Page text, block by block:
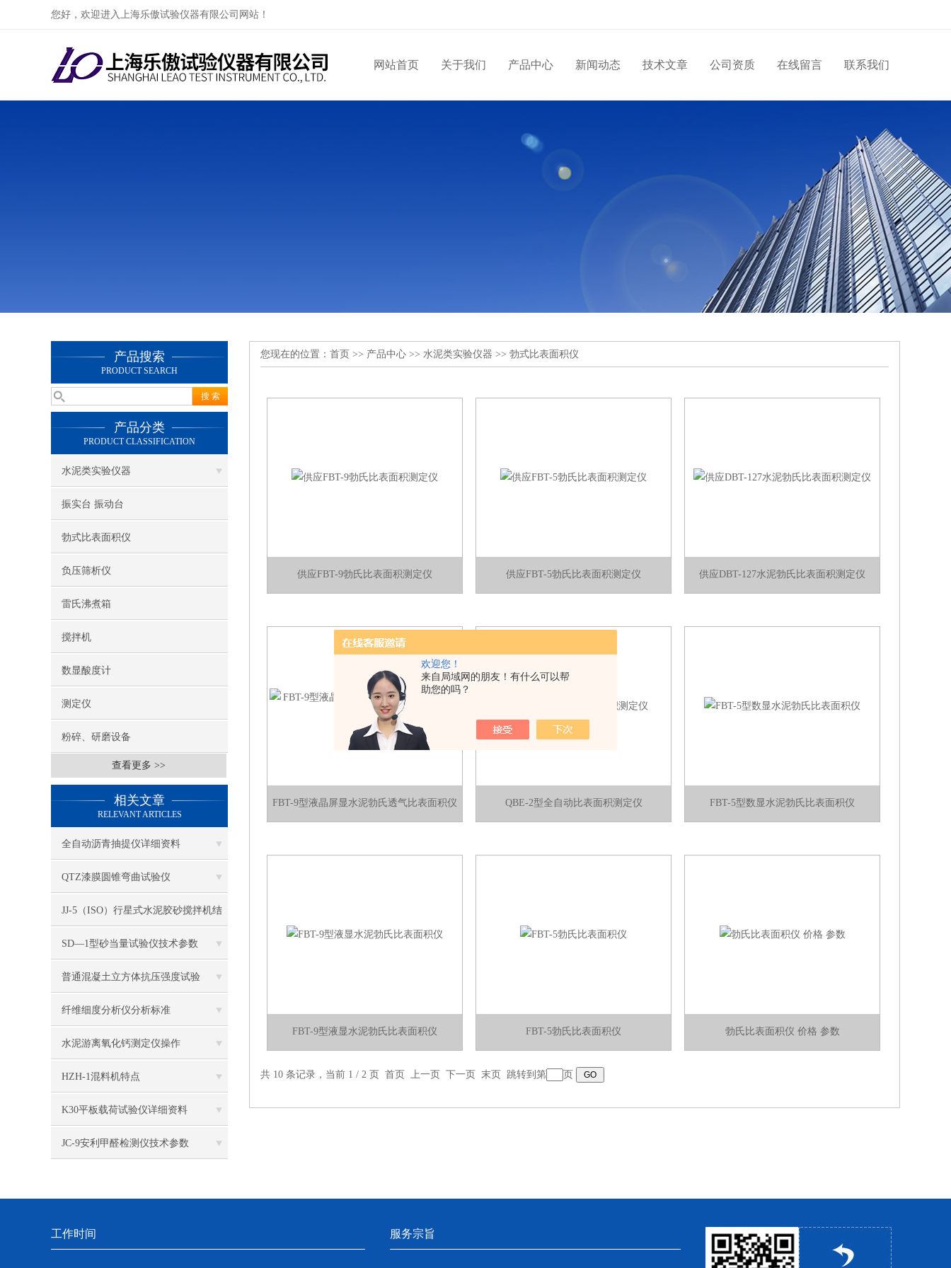
欢迎您！
来自局域网的朋友！有什么可以帮
助您的吗？
您好，欢迎进入上海乐傲试验仪器有限公司网站！
网站首页 关于我们 产品中心 新闻动态 技术文章 公司资质 在线留言 联系我们
产品搜索
PRODUCT SEARCH
产品分类
PRODUCT CLASSIFICATION
水泥类实验仪器
振实台 振动台
勃式比表面积仪
负压筛析仪
雷氏沸煮箱
搅拌机
数显酸度计
测定仪
粉碎、研磨设备
查看更多 >>
相关文章
RELEVANT ARTICLES
全自动沥青抽提仪详细资料
QTZ漆膜圆锥弯曲试验仪
JJ-5（ISO）行星式水泥胶砂搅拌机结
构与工作原理
SD—1型砂当量试验仪技术参数
普通混凝土立方体抗压强度试验
纤维细度分析仪分析标准
水泥游离氧化钙测定仪操作
HZH-1混料机特点
K30平板载荷试验仪详细资料
JC-9安利甲醛检测仪技术参数
您现在的位置： 首页 >> 产品中心 >> 水泥类实验仪器 >> 勃式比表面积仪
供应FBT-9勃氏比表面积测定仪 供应FBT-5勃氏比表面积测定仪 供应DBT-127水泥勃氏比表面积测定仪
FBT-9型液晶屏显水泥勃氏透气比表面积仪 QBE-2型全自动比表面积测定仪 FBT-5型数显水泥勃氏比表面积仪
FBT-9型液显水泥勃氏比表面积仪 FBT-5勃氏比表面积仪 勃氏比表面积仪 价格 参数
共 10 条记录，当前 1 / 2 页 首页 上一页 下一页 末页 跳转到第 页
工作时间 服务宗旨